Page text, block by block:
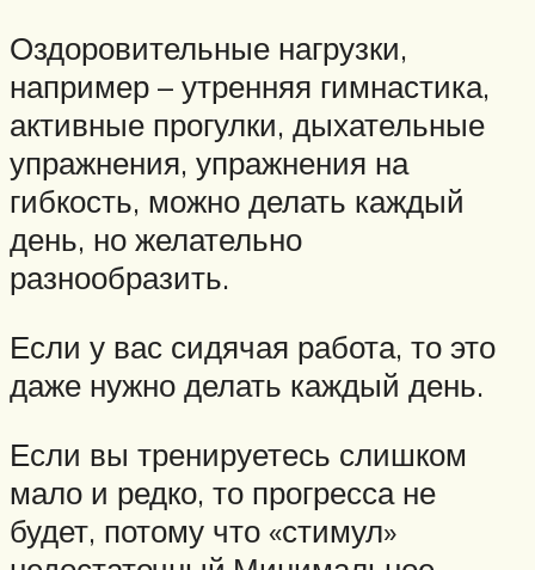
Оздоровительные нагрузки,
например – утренняя гимнастика,
активные прогулки, дыхательные
упражнения, упражнения на
гибкость, можно делать каждый
день, но желательно
разнообразить.
Если у вас сидячая работа, то это
даже нужно делать каждый день.
Если вы тренируетесь слишком
мало и редко, то прогресса не
будет, потому что «стимул»